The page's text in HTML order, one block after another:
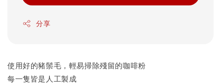
分享
使用好的豬鬃毛，輕易掃除殘留的咖啡粉
每一隻皆是人工製成